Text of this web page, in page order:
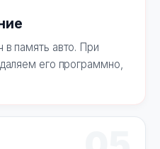
память авто. При
его программно,